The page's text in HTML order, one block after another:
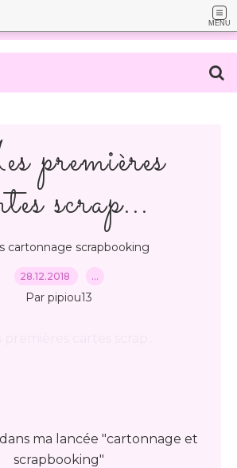
MENU
premières
scrap...
cartonnage scrapbooking
28.12.2018 …
Par pipiou13
ma lancée "cartonnage et
scrapbooking"